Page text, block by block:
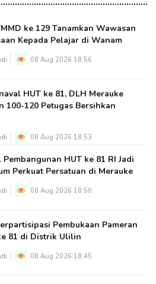
ke 129 Tanamkan Wawasan
Kepada Pelajar di Wanam
08 Aug 2026 18:56
HUT ke 81, DLH Merauke
100-120 Petugas Bersihkan
08 Aug 2026 18:53
Pembangunan HUT ke 81 RI Jadi
Perkuat Persatuan di Merauke
08 Aug 2026 18:50
Pembukaan Pameran
81 di Distrik Ulilin
08 Aug 2026 18:45